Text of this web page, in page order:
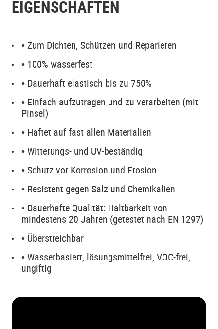
EIGENSCHAFTEN
• Zum Dichten, Schützen und Reparieren
• 100% wasserfest
• Dauerhaft elastisch bis zu 750%
• Einfach aufzutragen und zu verarbeiten (mit
Pinsel)
• Haftet auf fast allen Materialien
• Witterungs- und UV-beständig
• Schutz vor Korrosion und Erosion
• Resistent gegen Salz und Chemikalien
• Dauerhafte Qualität: Haltbarkeit von
mindestens 20 Jahren (getestet nach EN 1297)
• Überstreichbar
• Wasserbasiert, lösungsmittelfrei, VOC-frei,
ungiftig